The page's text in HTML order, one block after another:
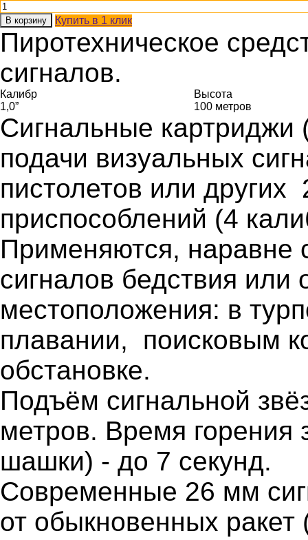
В корзину Купить в 1 клик
Пиротехническое
сигналов.
Калибр
1,0”
Высота
100 метров
Сигнальные картриджи
подачи визуальных
пистолетов или
приспособлений (4
Применяются, наравне
сигналов бедствия или
местоположения: в
плавании, поисковым
обстановке.
Подъём сигнальной
метров. Время горения
шашки) - до 7 секунд.
Современные 26 мм
от обыкновенных ракет